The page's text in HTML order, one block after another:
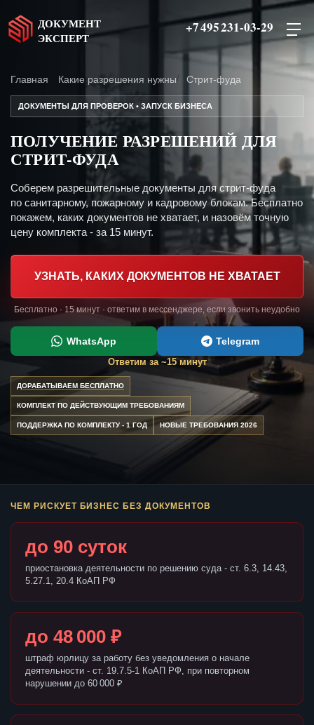
ДОКУМЕНТ
ЭКСПЕРТ
+7 495 231-03-29
Главная Какие разрешения нужны Стрит-фуда
ДОКУМЕНТЫ ДЛЯ ПРОВЕРОК • ЗАПУСК БИЗНЕСА
ПОЛУЧЕНИЕ РАЗРЕШЕНИЙ ДЛЯ
СТРИТ-ФУДА
Соберем разрешительные документы для стрит-фуда
по санитарному, пожарному и кадровому блокам. Бесплатно
покажем, каких документов не хватает, и назовём точную
цену комплекта - за 15 минут.
УЗНАТЬ, КАКИХ ДОКУМЕНТОВ НЕ ХВАТАЕТ
Бесплатно · 15 минут · ответим в мессенджере, если звонить неудобно
WhatsApp Telegram
Ответим за ~15 минут
ДОРАБАТЫВАЕМ БЕСПЛАТНО
КОМПЛЕКТ ПО ДЕЙСТВУЮЩИМ ТРЕБОВАНИЯМ
ПОДДЕРЖКА ПО КОМПЛЕКТУ - 1 ГОД НОВЫЕ ТРЕБОВАНИЯ 2026
ЧЕМ РИСКУЕТ БИЗНЕС БЕЗ ДОКУМЕНТОВ
до 90 суток
приостановка деятельности по решению суда - ст. 6.3, 14.43,
5.27.1, 20.4 КоАП РФ
до 48 000 ₽
штраф юрлицу за работу без уведомления о начале
деятельности - ст. 19.7.5-1 КоАП РФ, при повторном
нарушении до 60 000 ₽